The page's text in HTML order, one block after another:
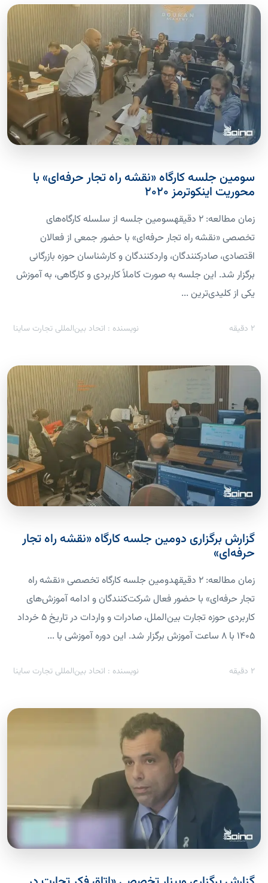
سومین جلسه کارگاه «نقشه راه تجار حرفه‌ای» با
محوریت اینکوترمز ۲۰۲۰
زمان مطالعه: 2 دقیقهسومین جلسه از سلسله کارگاه‌های
تخصصی «نقشه راه تجار حرفه‌ای» با حضور جمعی از فعالان
اقتصادی، صادرکنندگان، واردکنندگان و کارشناسان حوزه بازرگانی
برگزار شد. این جلسه به صورت کاملاً کاربردی و کارگاهی، به آموزش
یکی از کلیدی‌ترین ...
2 دقیقه نویسنده : اتحاد بین‌المللی تجارت ساینا
گزارش برگزاری دومین جلسه کارگاه «نقشه راه تجار
حرفه‌ای»
زمان مطالعه: 2 دقیقهدومین جلسه کارگاه تخصصی «نقشه راه
تجار حرفه‌ای» با حضور فعال شرکت‌کنندگان و ادامه آموزش‌های
کاربردی حوزه تجارت بین‌الملل، صادرات و واردات در تاریخ ۵ خرداد
۱۴۰۵ با ۸ ساعت آموزش برگزار شد. این دوره آموزشی با ...
2 دقیقه نویسنده : اتحاد بین‌المللی تجارت ساینا